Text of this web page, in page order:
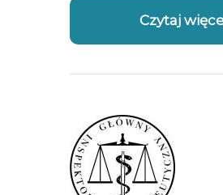
Czytaj